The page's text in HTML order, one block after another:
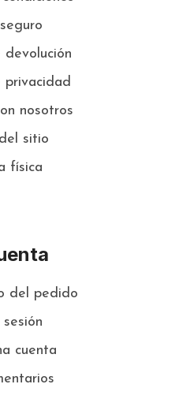
devolución
privacidad
nosotros
sitio
física
del pedido
cuenta